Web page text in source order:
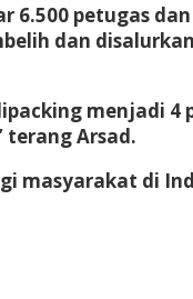
petugas
dan
menjadi 4
terang Arsad.
masyarakat di